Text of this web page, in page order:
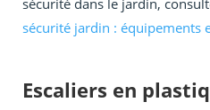
sécurité dans le jardin,
sécurité jardin : équipements
Escaliers en